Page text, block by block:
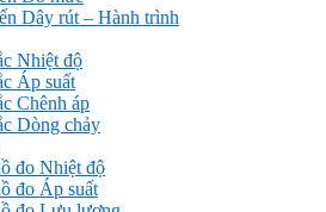
Dây rút – Hành trình
Nhiệt độ
Áp suất
Chênh áp
Dòng chảy
đo Nhiệt độ
đo Áp suất